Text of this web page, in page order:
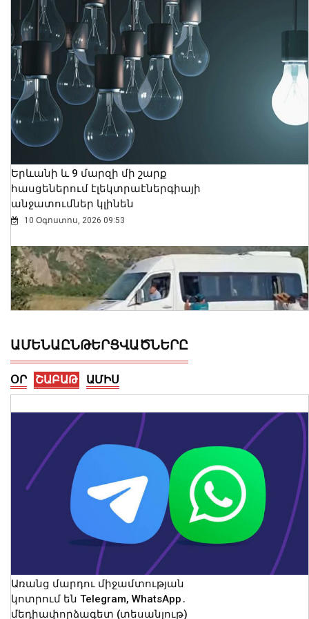
Երևանի և 9 մարզի մի շարք
հասցեներում էլեկտրաէներգիայի
անջատումներ կլինեն
10 Օգոստոս, 2026 09:53
Խնձորեսկում զբոսաշրջիկներ
տեղափոխող ավտոմեքենան դուրս է
եկել ճանապարհից․ փրկարարները
կանխել են հնարավոր ծանր
հետևանքները
10 Օգոստոս, 2026 09:48
ԱՄԵՆԱԸՆԹԵՐՑՎԱԾՆԵՐԸ
ՕՐ ՇԱԲԱԹ ԱՄԻՍ
Առանց մարդու միջամտության
կոտրում են Telegram, WhatsApp․
մեդիափորձագետ (տեսանյութ)